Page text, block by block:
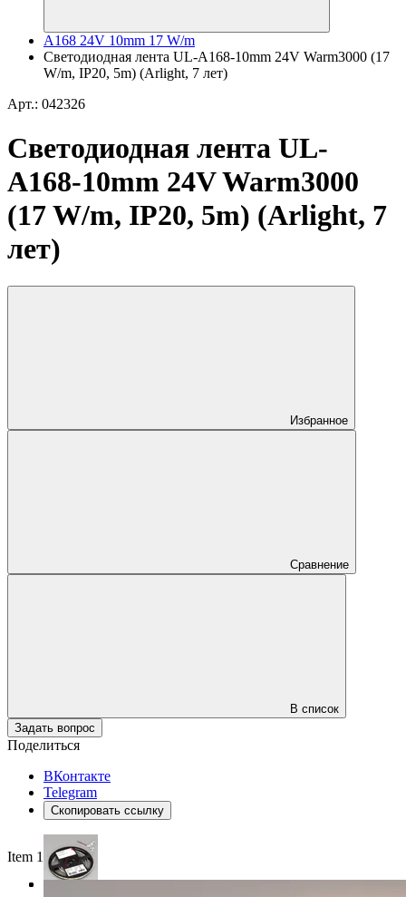
A168 24V 10mm 17 W/m
Светодиодная лента UL-A168-10mm 24V Warm3000 (17
W/m, IP20, 5m) (Arlight, 7 лет)
Арт.: 042326
Светодиодная лента UL-
A168-10mm 24V Warm3000
(17 W/m, IP20, 5m) (Arlight, 7
лет)
Избранное
Сравнение
В список
Задать вопрос
Поделиться
ВКонтакте
Telegram
Скопировать ссылку
Item 1 of 3